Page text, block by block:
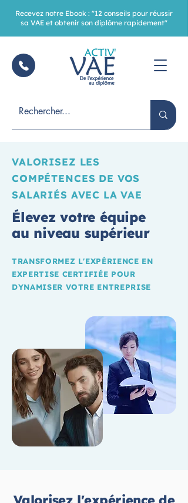
Recevez notre Ebook : "12 conseils pour réussir
sa VAE et obtenir son diplôme rapidement"
VALORISEZ LES
COMPÉTENCES DE VOS
SALARIÉS AVEC LA VAE
Élevez votre équipe
au niveau supérieur
TRANSFORMEZ L'EXPÉRIENCE EN
EXPERTISE CERTIFIÉE POUR
DYNAMISER VOTRE ENTREPRISE